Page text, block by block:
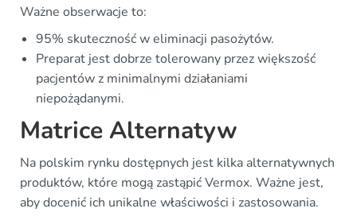
Ważne obserwacje to:
95% skuteczność w eliminacji pasożytów.
Preparat jest dobrze tolerowany przez większość
pacjentów z minimalnymi działaniami
niepożądanymi.
Matrice Alternatyw
Na polskim rynku dostępnych jest kilka alternatywnych
produktów, które mogą zastąpić Vermox. Ważne jest,
aby docenić ich unikalne właściwości i zastosowania.